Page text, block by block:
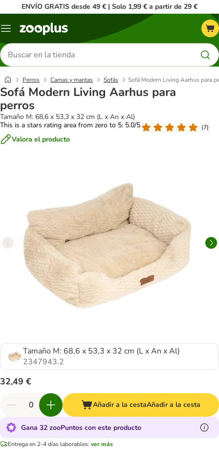
ENVÍO GRATIS desde 49 € | Solo 1,99 € a partir de 29 €
Menú
Buscar
productos
Perros Camas y mantas Sofás Sofá Modern Living Aarhus para
Sofá Modern Living Aarhus para
perros
Tamaño M: 68,6 x 53,3 x 32 cm (L x An x Al)
This is a stars rating area from zero to 5: 5.0/5
(7)
Valora el producto
Tamaño M: 68,6 x 53,3 x 32 cm (L x An x Al)
2347943.2
32,49 €
Añadir a la cestaAñadir a la cesta
Gana 32 zooPuntos con este producto
Entrega en 2-4 días laborables: ver más